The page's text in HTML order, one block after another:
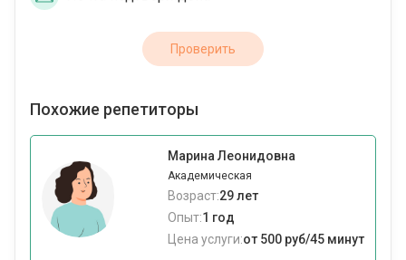
Проверить
Похожие репетиторы
Марина Леонидовна
Академическая
Возраст:29 лет
Опыт:1 год
Цена услуги:от 500 руб/45 минут